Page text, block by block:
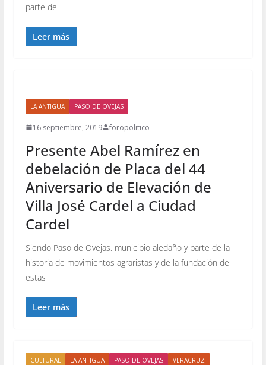
parte del
Leer más
LA ANTIGUA PASO DE OVEJAS
16 septiembre, 2019 foropolitico
Presente Abel Ramírez en
debelación de Placa del 44
Aniversario de Elevación de
Villa José Cardel a Ciudad
Cardel
Siendo Paso de Ovejas, municipio aledaño y parte de la
historia de movimientos agraristas y de la fundación de
estas
Leer más
CULTURAL LA ANTIGUA PASO DE OVEJAS VERACRUZ